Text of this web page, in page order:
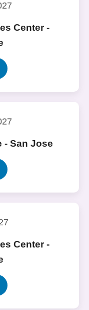
Center -
- San Jose
Center -